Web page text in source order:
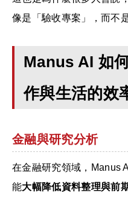
像是「驗收專案」，而不
Manus AI 如
作與生活的效
金融與研究分析
在金融研究領域，Manus
能大幅降低資料整理與前